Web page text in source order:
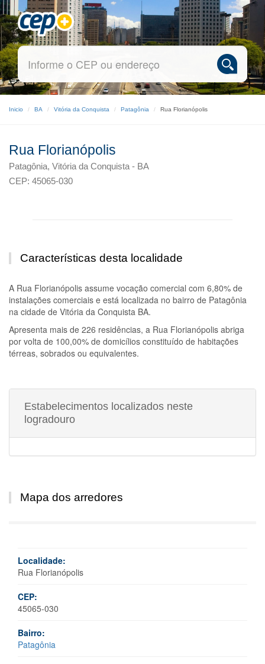
Inicio BA Vitória da Conquista Patagônia Rua Florianópolis
Rua Florianópolis
Patagônia, Vitória da Conquista - BA
CEP: 45065-030
Características desta localidade
A Rua Florianópolis assume vocação comercial com 6,80% de
instalações comerciais e está localizada no bairro de Patagônia
na cidade de Vitória da Conquista BA.
Apresenta mais de 226 residências, a Rua Florianópolis abriga
por volta de 100,00% de domicílios constituído de habitações
térreas, sobrados ou equivalentes.
Estabelecimentos localizados neste
logradouro
Mapa dos arredores
Localidade:
Rua Florianópolis
CEP:
45065-030
Bairro:
Patagônia